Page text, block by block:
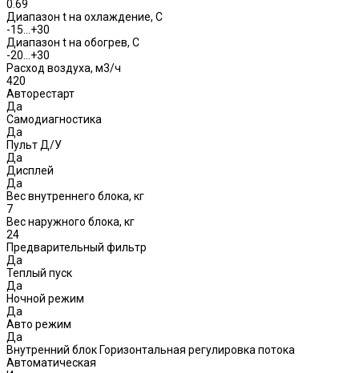
0.69
Диапазон t на охлаждение, С
-15...+30
Диапазон t на обогрев, С
-20...+30
Расход воздуха, м3/ч
420
Авторестарт
Да
Самодиагностика
Да
Пульт Д/У
Да
Дисплей
Да
Вес внутреннего блока, кг
7
Вес наружного блока, кг
24
Предварительный фильтр
Да
Теплый пуск
Да
Ночной режим
Да
Авто режим
Да
Внутренний блок Горизонтальная регулировка потока
Автоматическая